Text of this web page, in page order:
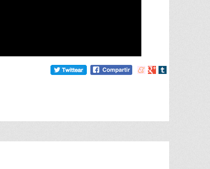
Compartir
Compartir
Compartir